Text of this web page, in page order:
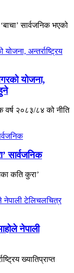
सार्वजनिक भएको
योजना,
वर्ष २०८३/८४ को नीति
सार्वजनिक
कति कुरा’
नेपाली
ख्यातिप्राप्त